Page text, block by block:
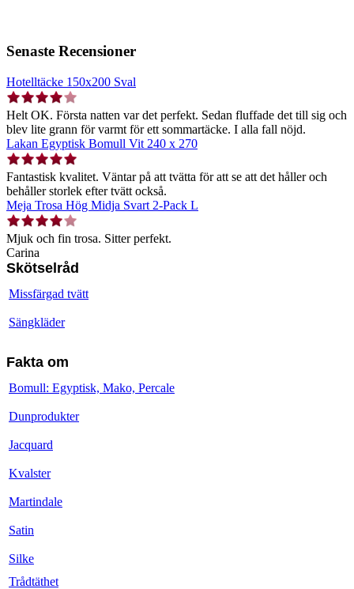
Senaste Recensioner
Hotelltäcke 150x200 Sval
Helt OK. Första natten var det perfekt. Sedan fluffade det till sig och
blev lite grann för varmt för ett sommartäcke. I alla fall nöjd.
Lakan Egyptisk Bomull Vit 240 x 270
Fantastisk kvalitet. Väntar på att tvätta för att se att det håller och
behåller storlek efter tvätt också.
Meja Trosa Hög Midja Svart 2-Pack L
Mjuk och fin trosa. Sitter perfekt.
Carina
Skötselråd
Missfärgad tvätt
Sängkläder
Fakta om
Bomull: Egyptisk, Mako, Percale
Dunprodukter
Jacquard
Kvalster
Martindale
Satin
Silke
Trådtäthet